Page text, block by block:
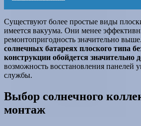
Существуют более простые виды
имеется вакуума. Они менее
ремонтопригодность значительно выше.
солнечных батареях плоского типа
конструкции обойдется значительно
возможность восстановления панелей
службы.
Выбор солнечного
монтаж